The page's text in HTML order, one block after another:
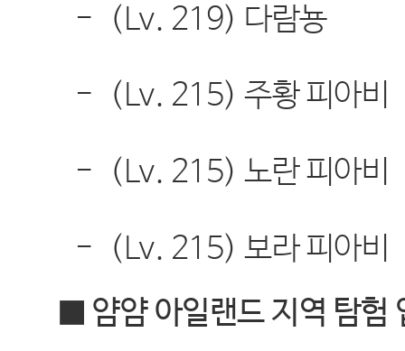
- (Lv. 219) 다람뇽
- (Lv. 215)주황 피아비
- (Lv. 215)노란 피아비
- (Lv. 215)보라 피아비
■ 얌얌 아일랜드 지역 탐험